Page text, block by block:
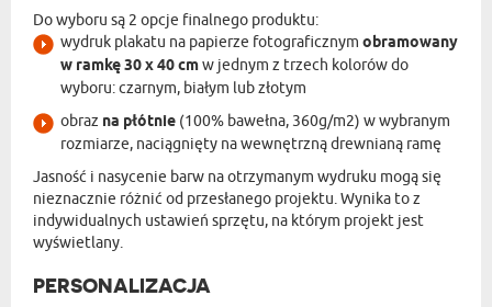
Do wyboru są 2 opcje finalnego produktu:
wydruk plakatu na papierze fotograficznym obramowany
w ramkę 30 x 40 cmw jednym z trzech kolorów do
wyboru: czarnym, białym lub złotym
obraz na płótnie (100% bawełna, 360g/m2) w wybranym
rozmiarze, naciągnięty na wewnętrzną drewnianą ramę
Jasność i nasycenie barw na otrzymanym wydruku mogą się
nieznacznie różnić od przesłanego projektu. Wynika to z
indywidualnych ustawień sprzętu, na którym projekt jest
wyświetlany.
PERSONALIZACJA